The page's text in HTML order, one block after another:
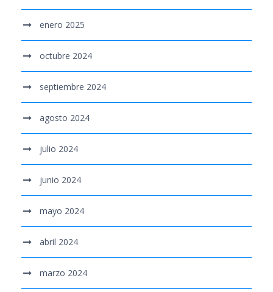
enero 2025
octubre 2024
septiembre 2024
agosto 2024
julio 2024
junio 2024
mayo 2024
abril 2024
marzo 2024